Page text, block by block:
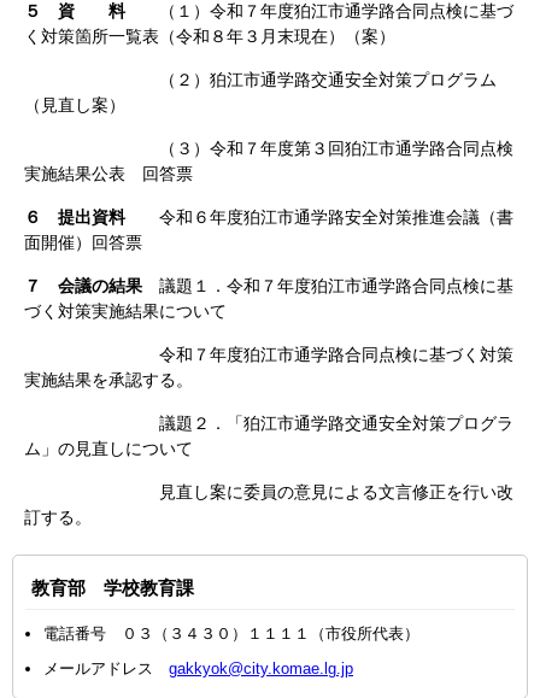
５ 資 料（１）令和７年度狛江市通学路合同点検に基づ
く対策箇所一覧表（令和８年３月末現在）（案）
（２）狛江市通学路交通安全対策プログラム
（見直し案）
（３）令和７年度第３回狛江市通学路合同点検
実施結果公表 回答票
６ 提出資料令和６年度狛江市通学路安全対策推進会議（書
面開催）回答票
７ 会議の結果 議題１．令和７年度狛江市通学路合同点検に基
づく対策実施結果について
令和７年度狛江市通学路合同点検に基づく対策
実施結果を承認する。
議題２．「狛江市通学路交通安全対策プログラ
ム」の見直しについて
見直し案に委員の意見による文言修正を行い改
訂する。
教育部 学校教育課
電話番号 ０３（３４３０）１１１１（市役所代表）
メールアドレス gakkyok@city.komae.lg.jp